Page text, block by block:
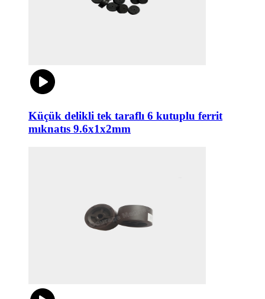
Küçük delikli tek taraflı 6 kutuplu ferrit
mıknatıs 9.6x1x2mm